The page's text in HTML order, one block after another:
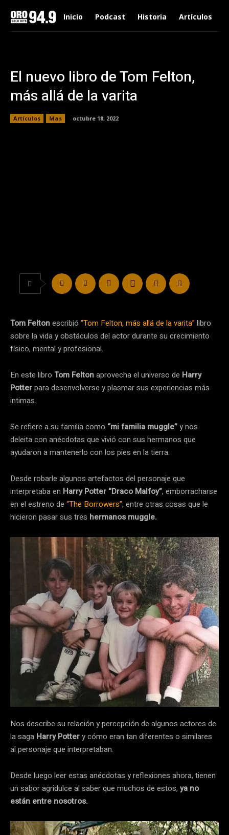
Inicio Podcast Historia Artículos
El nuevo libro de Tom Felton,
más allá de la varita
Artículos Mas octubre 18, 2022
Tom Feltonescribió “Tom Felton, más allá de la varita” libro
sobre la vida y obstáculos del actor durante su crecimiento
físico, mental y profesional.
En este libro Tom Feltonaprovecha el universo de Harry
Potterpara desenvolverse y plasmar sus experiencias más
intimas.
Se refiere a su familia como “mi familia muggle”y nos
deleita con anécdotas que vivió con sus hermanos que
ayudaron a mantenerlo con los pies en la tierra.
Desde robarle algunos artefactos del personaje que
interpretaba en Harry Potter “Draco Malfoy”, emborracharse
en el estreno de “The Borrowers”, entre otras cosas que le
hicieron pasar sus tres hermanos muggle.
Nos describe su relación y percepción de algunos actores de
la saga Harry Pottery cómo eran tan diferentes o similares
al personaje que interpretaban.
Desde luego leer estas anécdotas y reflexiones ahora, tienen
un sabor agridulce al saber que muchos de estos, ya no
están entre nosotros.